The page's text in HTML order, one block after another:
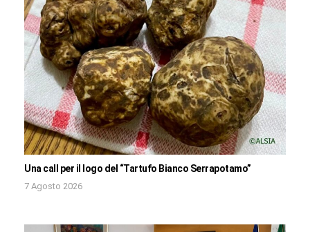
Una call per il logo del “Tartufo Bianco Serrapotamo”
7 Agosto 2026